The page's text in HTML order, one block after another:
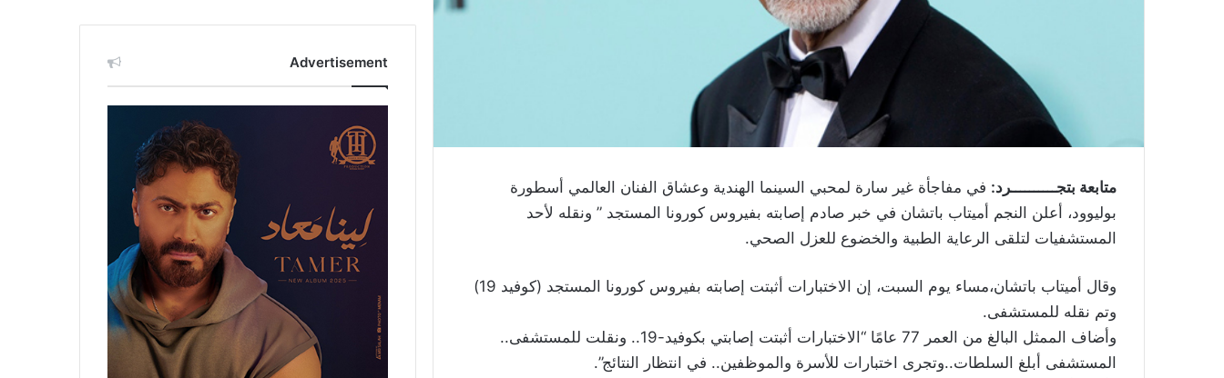
متابعة بتجــــــــــرد: في مفاجأة غير سارة لمحبي السينما الهندية وعشاق الفنان العالمي أسطورة
بوليوود، أعلن النجم أميتاب باتشان في خبر صادم إصابته بفيروس كورونا المستجد ” ونقله لأحد
المستشفيات لتلقى الرعاية الطبية والخضوع للعزل الصحي.
وقال أميتاب باتشان،مساء يوم السبت، إن الاختبارات أثبتت إصابته بفيروس كورونا المستجد (كوفيد 19)
وتم نقله للمستشفى.
وأضاف الممثل البالغ من العمر 77 عامًا “الاختبارات أثبتت إصابتي بكوفيد-19.. ونقلت للمستشفى..
المستشفى أبلغ السلطات..وتجرى اختبارات للأسرة والموظفين.. في انتظار النتائج”.
Advertisement